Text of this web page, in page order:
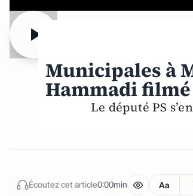
Municipales à
Hammadi
Le député PS
Écoutez cet article0:00min Aa